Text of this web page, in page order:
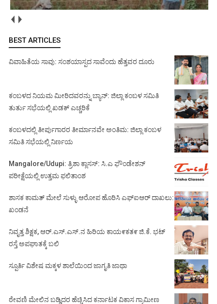
BEST ARTICLES
ವಿವಾಹಿತೆಯ ಸಾವು: ಸಂಶಯಾಸ್ಪದ ಸಾವೆಂದು ಹೆತ್ತವರ ದೂರು
ಕಂಬಳದ ನಿಯಮ ಮೀರಿದವರನ್ನು ಬ್ಯಾನ್: ಜಿಲ್ಲಾ ಕಂಬಳ ಸಮಿತಿ
ತುರ್ತು ಸಭೆಯಲ್ಲಿ ಖಡಕ್ ಎಚ್ಚರಿಕೆ
ಕಂಬಳದಲ್ಲಿ ತೀರ್ಪುಗಾರರ ತೀರ್ಮಾನವೇ ಅಂತಿಮ: ಜಿಲ್ಲಾ ಕಂಬಳ
ಸಮಿತಿ ಸಭೆಯಲ್ಲಿ ನಿರ್ಣಯ
Mangalore/Udupi: ತ್ರಿಶಾ ಕ್ಲಾಸಸ್: ಸಿ.ಎ ಫೌಂಡೇಶನ್
ಪರೀಕ್ಷೆಯಲ್ಲಿ ಉತ್ತಮ ಫಲಿತಾಂಶ
ಶಾಸಕ ಕಾಮತ್ ಮೇಲೆ ಸುಳ್ಳು ಆರೋಪ ಹೊರಿಸಿ ಎಫ್‌ಐಆರ್ ದಾಖಲು:
ಖಂಡನೆ
ನಿವೃತ್ತ ಶಿಕ್ಷಕ, ಆರ್.ಎಸ್.ಎಸ್.ನ ಹಿರಿಯ ಕಾಯ೯ಕತ೯ ಜಿ.ಕೆ. ಭಟ್
ರಸ್ತೆ ಅಪಘಾತಕ್ಕೆ ಬಲಿ
ಸ್ಪೂರ್ತಿ ವಿಶೇಷ ಮಕ್ಕಳ ಶಾಲೆಯಿಂದ ಜಾಗೃತಿ ಜಾಥಾ
ಠೇವಣಿ ಮೇಲಿನ ಬಡ್ಡಿದರ ಹೆಚ್ಚಿಸಿದ ಕರ್ನಾಟಕ ವಿಕಾಸ ಗ್ರಾಮೀಣ